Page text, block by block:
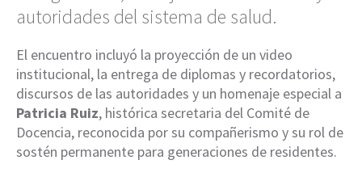
autoridades del sistema de salud.
El encuentro incluyó la proyección de un video
institucional, la entrega de diplomas y recordatorios,
discursos de las autoridades y un homenaje especial a
Patricia Ruiz, histórica secretaria del Comité de
Docencia, reconocida por su compañerismo y su rol de
sostén permanente para generaciones de residentes.